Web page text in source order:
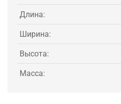
Длина:
Ширина:
Высота:
Масса: